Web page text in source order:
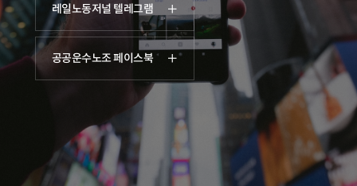
레일노동저널 텔레그램
공공운수노조 페이스북